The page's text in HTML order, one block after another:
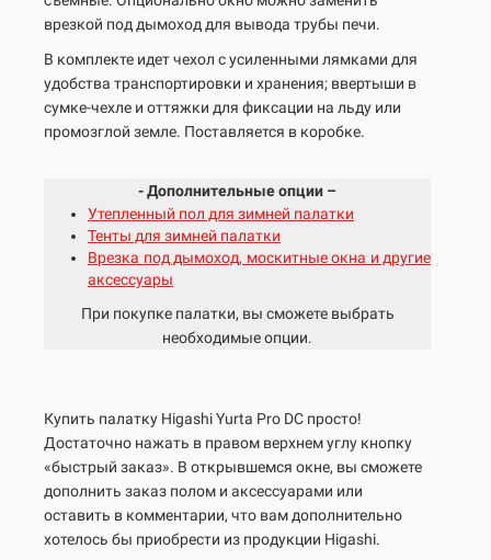
врезкой под дымоход для вывода трубы печи.
В комплекте идет чехол с усиленными лямками для
удобства транспортировки и хранения; ввертыши в
сумке-чехле и оттяжки для фиксации на льду или
промозглой земле. Поставляется в коробке.
- Дополнительные опции –
Утепленный пол для зимней палатки
Тенты для зимней палатки
Врезка под дымоход, москитные окна и другие
аксессуары
При покупке палатки, вы сможете выбрать
необходимые опции.
Купить палатку Higashi Yurta Pro DC просто!
Достаточно нажать в правом верхнем углу кнопку
«быстрый заказ». В открывшемся окне, вы сможете
дополнить заказ полом и аксессуарами или
оставить в комментарии, что вам дополнительно
хотелось бы приобрести из продукции Higashi.